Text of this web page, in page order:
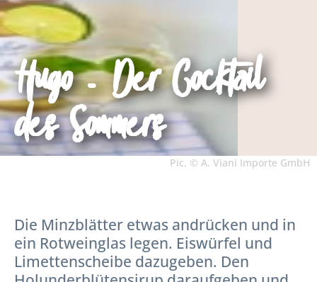
Pic. © A. Viani Importe GmbH
Hugo - Der Cocktail
des Sommers
Die Minzblätter etwas andrücken und in
ein Rotweinglas legen. Eiswürfel und
Limettenscheibe dazugeben. Den